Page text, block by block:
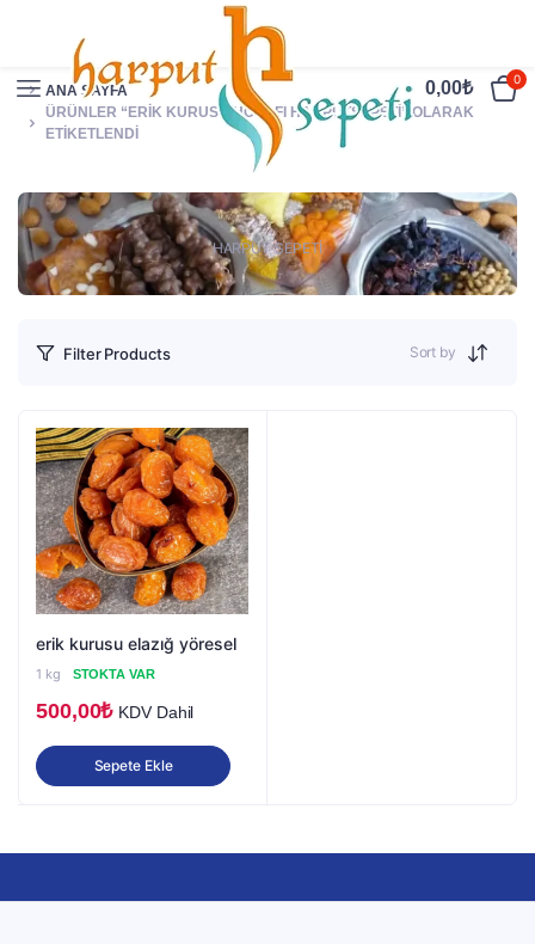
0,00₺ 0
ANA SAYFA
ÜRÜNLER “ERIK KURUSU HOŞAFI HARPUTSEPETI” OLARAK
ETIKETLENDI
HARPUT SEPETİ
Filter Products Sort by
erik kurusu elazığ yöresel
1 kg STOKTA VAR
500,00₺ KDV Dahil
Sepete Ekle